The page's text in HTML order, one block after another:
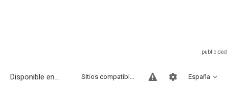
Disponible en... España
Sitios compatibles